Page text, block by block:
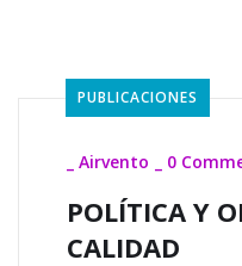
PUBLICACIONES
Airvento 0
POLÍTICA Y
CALIDAD